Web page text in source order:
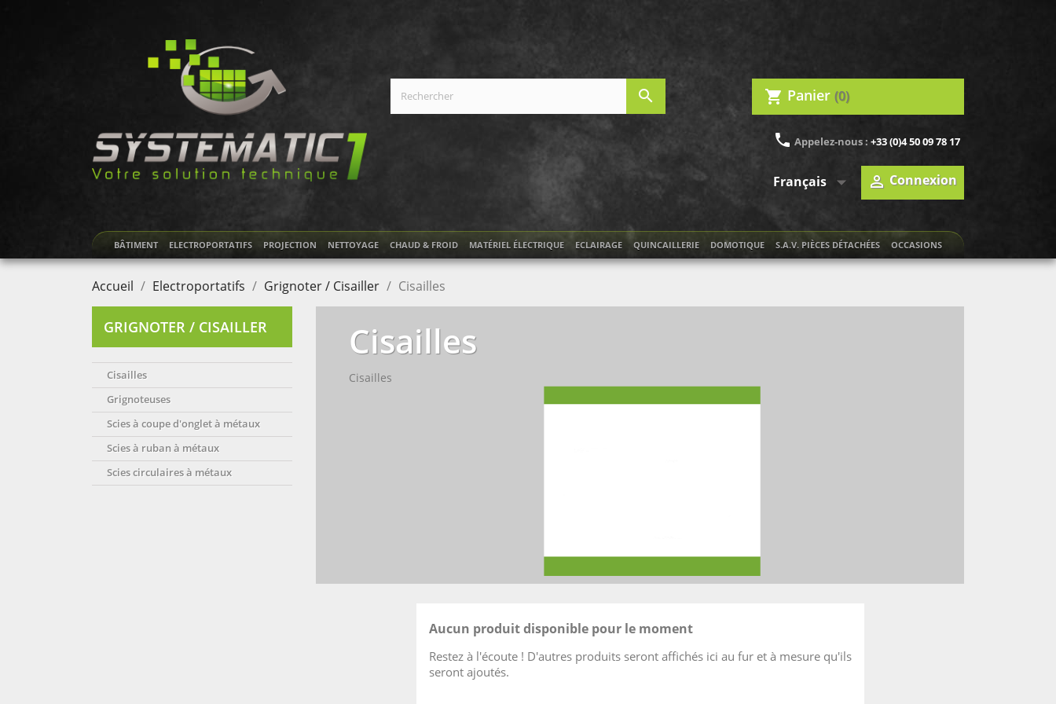
search shopping_cart Panier (0)
phone Appelez-nous : +33 (0)4 50 09 78 17
Français   Connexion
BÂTIMENT ELECTROPORTATIFS PROJECTION NETTOYAGE CHAUD & FROID MATÉRIEL ÉLECTRIQUE ECLAIRAGE QUINCAILLERIE DOMOTIQUE S.A.V. PIÈCES DÉTACHÉES OCCASIONS
Accueil Electroportatifs Grignoter / Cisailler Cisailles
GRIGNOTER / CISAILLER
Cisailles
Grignoteuses
Scies à coupe d'onglet à métaux
Scies à ruban à métaux
Scies circulaires à métaux
Cisailles
Cisailles
Aucun produit disponible pour le moment
Restez à l'écoute ! D'autres produits seront affichés ici au fur et à mesure qu'ils
seront ajoutés.